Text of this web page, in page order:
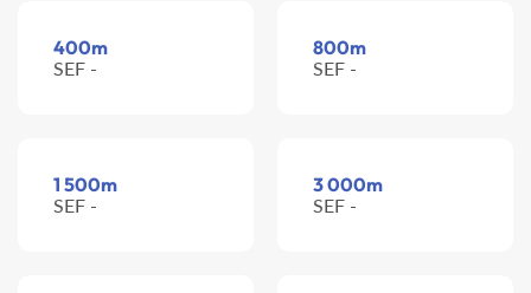
400m
SEF -
800m
SEF -
1 500m
SEF -
3 000m
SEF -